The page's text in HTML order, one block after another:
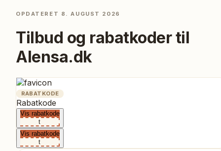
OPDATERET 8. AUGUST 2026
Tilbud og rabatkoder til
Alensa.dk
RABATKODE
Rabatkode
Vis rabatkode
t
Vis rabatkode
t